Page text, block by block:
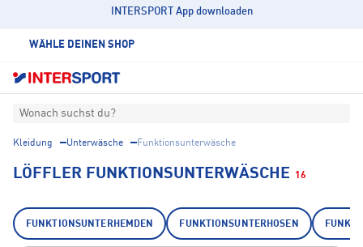
INTERSPORT App downloaden
WÄHLE DEINEN SHOP
Wonach suchst du?
Kleidung Unterwäsche Funktionsunterwäsche
LÖFFLER FUNKTIONSUNTERWÄSCHE 16
FUNKTIONSUNTERHEMDEN FUNKTIONSUNTERHOSEN